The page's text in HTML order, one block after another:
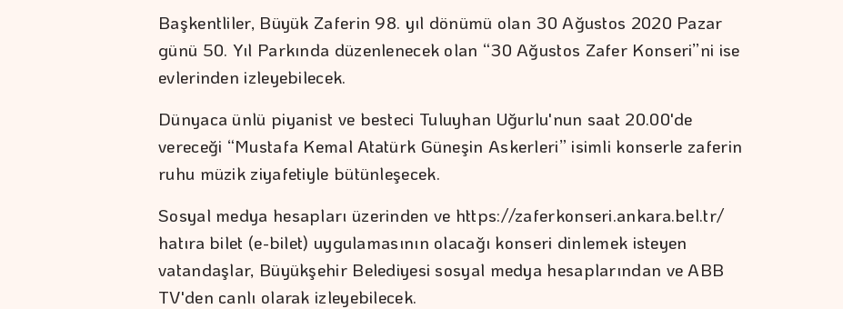
Başkentliler, Büyük Zaferin 98. yıl dönümü olan 30 Ağustos 2020 Pazar
günü 50. Yıl Parkında düzenlenecek olan “30 Ağustos Zafer Konseri”ni ise
evlerinden izleyebilecek.
Dünyaca ünlü piyanist ve besteci Tuluyhan Uğurlu'nun saat 20.00'de
vereceği “Mustafa Kemal Atatürk Güneşin Askerleri” isimli konserle zaferin
ruhu müzik ziyafetiyle bütünleşecek.
Sosyal medya hesapları üzerinden ve https://zaferkonseri.ankara.bel.tr/
hatıra bilet (e-bilet) uygulamasının olacağı konseri dinlemek isteyen
vatandaşlar, Büyükşehir Belediyesi sosyal medya hesaplarından ve ABB
TV'den canlı olarak izleyebilecek.